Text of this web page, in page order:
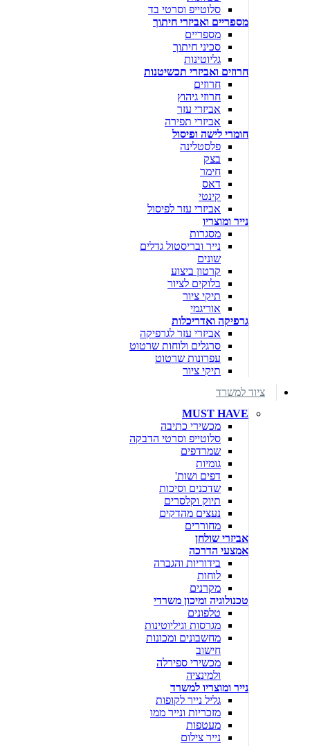
סלוטייפ וסרטי בד
מספריים ואביזרי חיתוך
מספריים
סכיני חיתוך
גליוטינות
חרוזים ואביזרי תכשיטנות
חרוזים
חרוזי גיהוץ
אביזרי עזר
אביזרי תפירה
חומרי לישה ופיסול
פלסטלינה
בצק
חימר
דאס
קינטי
אביזרי עזר לפיסול
נייר ומוצריו
מסגרות
נייר ובריסטול גדלים
שונים
קרטון ביצוע
בלוקים לציור
תיקי ציור
אוריגמי
גרפיקה ואדריכלות
אביזרי עזר לגרפיקה
סרגלים ולוחות שרטוט
עפרונות שרטוט
תיקי ציור
ציוד למשרד
MUST HAVE
מכשירי כתיבה
סלוטייפ וסרטי הדבקה
שמרדפים
גומיות
דפים ושות'
שדכנים וסיכות
תיוק וקלסרים
נעצים מהדקים
מחוררים
אביזרי שולחן
אמצעי הדרכה
בידוריות והגברה
לוחות
מקרנים
טכנולוגיה ומיכון משרדי
טלפונים
מגרסות וגיליוטינות
מחשבונים ומכונות
חישוב
מכשירי ספירלה
ולמינציה
נייר ומוצריו למשרד
גליל נייר לקופות
מזכריות ונייר ממו
מעטפות
נייר צילום